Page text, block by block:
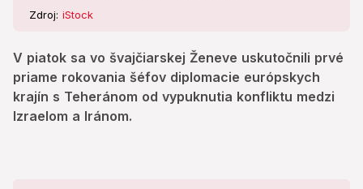
Zdroj: iStock
V piatok sa vo švajčiarskej Ženeve uskutočnili prvé
priame rokovania šéfov diplomacie európskych
krajín s Teheránom od vypuknutia konfliktu medzi
Izraelom a Iránom.